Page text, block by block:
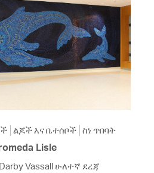
ልጆች እና ቤተሰቦች ስነ ጥበባት
Lisle
Vassall ሁለተኛ ደረጃ